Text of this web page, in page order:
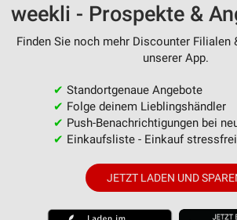
weekli - Prospekte &
Finden Sie noch mehr Discounter Filialen
unserer App.
✔ Standortgenaue Angebote
✔ Folge deinem Lieblingshändler
✔ Push-Benachrichtigungen bei
✔ Einkaufsliste - Einkauf
JETZT LADEN UND